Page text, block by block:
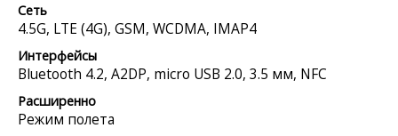
Сеть
4.5G, LTE (4G), GSM, WCDMA, IMAP4
Интерфейсы
Bluetooth 4.2, A2DP, micro USB 2.0, 3.5 мм, NFC
Расширенно
Режим полета